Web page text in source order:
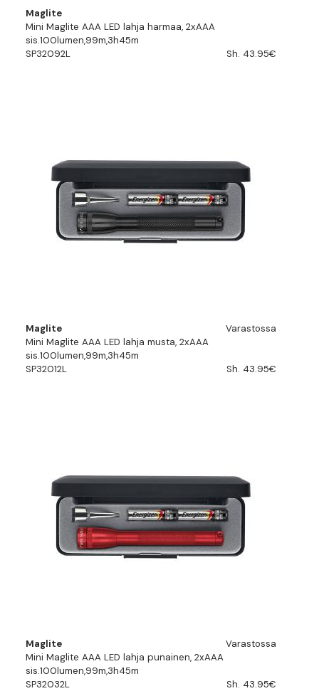
Maglite
Mini Maglite AAA LED lahja harmaa, 2xAAA
sis.100lumen,99m,3h45m
SP32092L
Sh. 43.95€
Maglite
Varastossa
Mini Maglite AAA LED lahja musta, 2xAAA
sis.100lumen,99m,3h45m
SP32012L
Sh. 43.95€
Maglite
Varastossa
Mini Maglite AAA LED lahja punainen, 2xAAA
sis.100lumen,99m,3h45m
SP32032L
Sh. 43.95€